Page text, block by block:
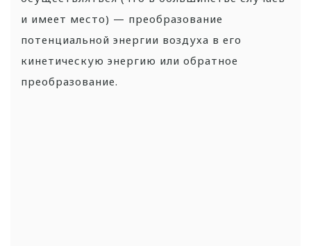
и имеет место) — преобразование
потенциальной энергии воздуха в его
кинетическую энергию или обратное
преобразование.